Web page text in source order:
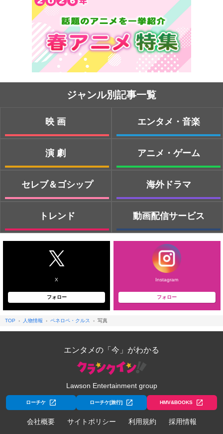
ジャンル別記事一覧
映画
演劇
セレブ＆ゴシップ
トレンド
エンタメ・音楽
アニメ・ゲーム
海外ドラマ
動画配信サービス
X
フォロー
Instagram
フォロー
TOP 人物情報 ペネロペ・クルス 写真
エンタメの「今」がわかる
Lawson Entertainment group
ローチケ ローチケ[旅行] HMV&BOOKS
会社概要 サイトポリシー 利用規約 採用情報